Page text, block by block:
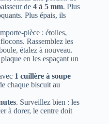
de 4 à 5 mm. Plus
Plus épais, ils
pièce : étoiles,
Rassemblez les
étalez à nouveau.
en les espaçant un
1 cuillère à soupe
chaque biscuit au
. Surveillez bien : les
à dorer, le centre doit